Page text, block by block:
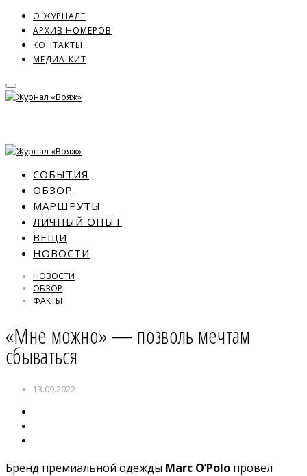
О ЖУРНАЛЕ
АРХИВ НОМЕРОВ
КОНТАКТЫ
МЕДИА-КИТ
СОБЫТИЯ
ОБЗОР
МАРШРУТЫ
ЛИЧНЫЙ ОПЫТ
ВЕЩИ
НОВОСТИ
НОВОСТИ
ОБЗОР
ФАКТЫ
«Мне можно» — позволь мечтам
сбываться
13.09.2022
Бренд премиальной одежды Marc O’Polo провел